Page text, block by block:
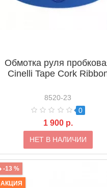
Обмотка руля
Cinelli Tape Cork
8520-23
0
1 900 р.
НЕТ В НАЛИЧИИ
-13 %
АКЦИЯ